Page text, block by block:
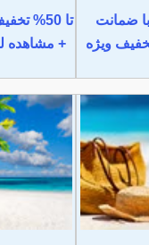
ضمانت
تا 50%
+ مشاهده